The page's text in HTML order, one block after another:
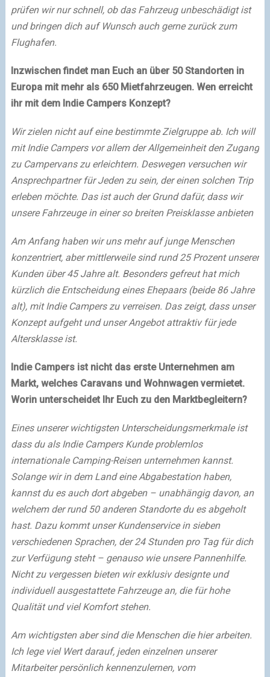
prüfen wir nur schnell, ob das Fahrzeug unbeschädigt ist
und bringen dich auf Wunsch auch gerne zurück zum
Flughafen.
Inzwischen findet man Euch an über 50 Standorten in
Europa mit mehr als 650 Mietfahrzeugen. Wen erreicht
ihr mit dem Indie Campers Konzept?
Wir zielen nicht auf eine bestimmte Zielgruppe ab. Ich will
mit Indie Campers vor allem der Allgemeinheit den Zugang
zu Campervans zu erleichtern. Deswegen versuchen wir
Ansprechpartner für Jeden zu sein, der einen solchen Trip
erleben möchte. Das ist auch der Grund dafür, dass wir
unsere Fahrzeuge in einer so breiten Preisklasse anbieten
Am Anfang haben wir uns mehr auf junge Menschen
konzentriert, aber mittlerweile sind rund 25 Prozent unserer
Kunden über 45 Jahre alt. Besonders gefreut hat mich
kürzlich die Entscheidung eines Ehepaars (beide 86 Jahre
alt), mit Indie Campers zu verreisen. Das zeigt, dass unser
Konzept aufgeht und unser Angebot attraktiv für jede
Altersklasse ist.
Indie Campers ist nicht das erste Unternehmen am
Markt, welches Caravans und Wohnwagen vermietet.
Worin unterscheidet Ihr Euch zu den Marktbegleitern?
Eines unserer wichtigsten Unterscheidungsmerkmale ist
dass du als Indie Campers Kunde problemlos
internationale Camping-Reisen unternehmen kannst.
Solange wir in dem Land eine Abgabestation haben,
kannst du es auch dort abgeben – unabhängig davon, an
welchem der rund 50 anderen Standorte du es abgeholt
hast. Dazu kommt unser Kundenservice in sieben
verschiedenen Sprachen, der 24 Stunden pro Tag für dich
zur Verfügung steht – genauso wie unsere Pannenhilfe.
Nicht zu vergessen bieten wir exklusiv designte und
individuell ausgestattete Fahrzeuge an, die für hohe
Qualität und viel Komfort stehen.
Am wichtigsten aber sind die Menschen die hier arbeiten.
Ich lege viel Wert darauf, jeden einzelnen unserer
Mitarbeiter persönlich kennenzulernen, vom